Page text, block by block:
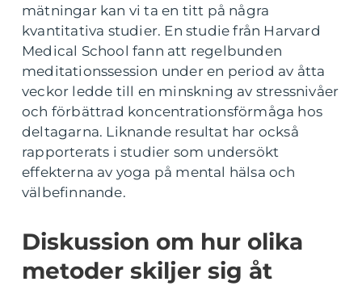
mätningar kan vi ta en titt på några
kvantitativa studier. En studie från Harvard
Medical School fann att regelbunden
meditationssession under en period av åtta
veckor ledde till en minskning av stressnivåer
och förbättrad koncentrationsförmåga hos
deltagarna. Liknande resultat har också
rapporterats i studier som undersökt
effekterna av yoga på mental hälsa och
välbefinnande.
Diskussion om hur olika
metoder skiljer sig åt